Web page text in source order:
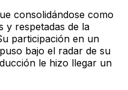
consolidándose como
y respetadas de la
participación en un
bajo el radar de su
le hizo llegar un